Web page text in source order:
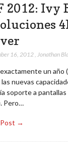
2012: Ivy
16, 2012, Jonathan
un año
nuevas
soporte a
Pero…
Post →